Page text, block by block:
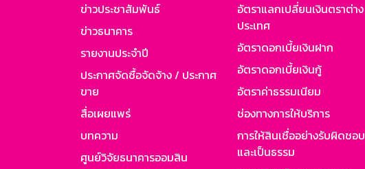
ข่าวประชาสัมพันธ์
ข่าวธนาคาร
รายงานประจำปี
ประกาศจัดซื้อจัดจ้าง / ประกาศ
ขาย
สื่อเผยแพร่
บทความ
ศูนย์วิจัยธนาคารออมสิน
อัตราแลกเปลี่ยนเงินตราต่าง
ประเทศ
อัตราดอกเบี้ยเงินฝาก
อัตราดอกเบี้ยเงินกู้
อัตราค่าธรรมเนียม
ช่องทางการให้บริการ
การให้สินเชื่ออย่างรับผิดชอบ
และเป็นธรรม